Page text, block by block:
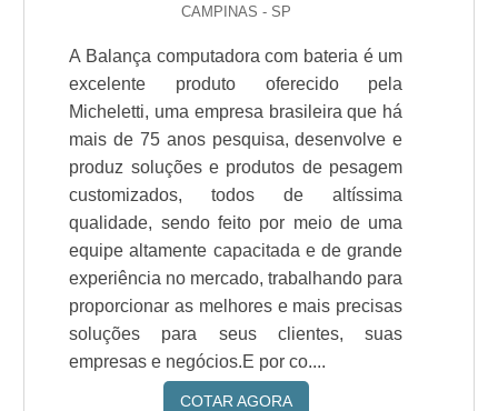
CAMPINAS - SP
A Balança computadora com bateria é um
excelente produto oferecido pela
Micheletti, uma empresa brasileira que há
mais de 75 anos pesquisa, desenvolve e
produz soluções e produtos de pesagem
customizados, todos de altíssima
qualidade, sendo feito por meio de uma
equipe altamente capacitada e de grande
experiência no mercado, trabalhando para
proporcionar as melhores e mais precisas
soluções para seus clientes, suas
empresas e negócios.E por co....
COTAR AGORA